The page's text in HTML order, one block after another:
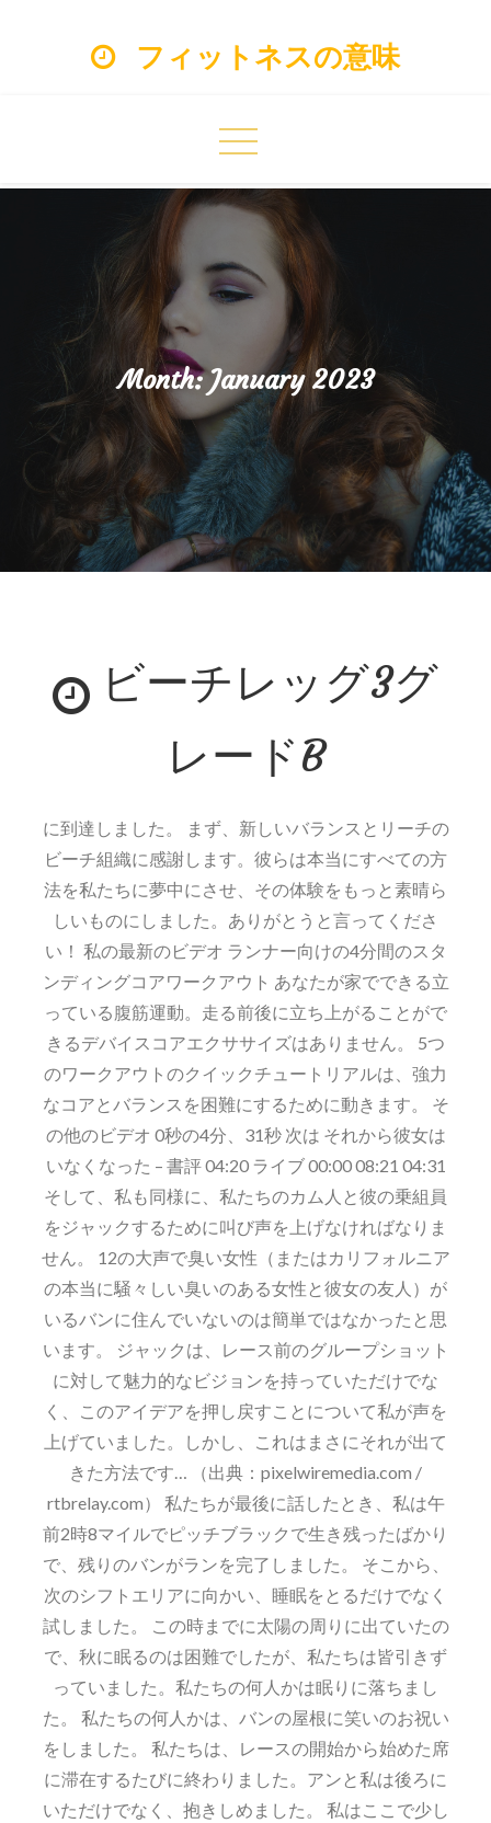
フィットネスの意味
Month:January 2023
ビーチレッグ3グ
レードB
に到達しました。 まず、新しいバランスとリーチの
ビーチ組織に感謝します。彼らは本当にすべての方
法を私たちに夢中にさせ、その体験をもっと素晴ら
しいものにしました。ありがとうと言ってくださ
い！ 私の最新のビデオ ランナー向けの4分間のスタ
ンディングコアワークアウト あなたが家でできる立
っている腹筋運動。走る前後に立ち上がることがで
きるデバイスコアエクササイズはありません。 5つ
のワークアウトのクイックチュートリアルは、強力
なコアとバランスを困難にするために動きます。 そ
の他のビデオ 0秒の4分、31秒 次は それから彼女は
いなくなった – 書評 04:20 ライブ 00:00 08:21 04:31
そして、私も同様に、私たちのカム人と彼の乗組員
をジャックするために叫び声を上げなければなりま
せん。 12の大声で臭い女性（またはカリフォルニア
の本当に騒々しい臭いのある女性と彼女の友人）が
いるバンに住んでいないのは簡単ではなかったと思
います。 ジャックは、レース前のグループショット
に対して魅力的なビジョンを持っていただけでな
く、このアイデアを押し戻すことについて私が声を
上げていました。しかし、これはまさにそれが出て
きた方法です… （出典：pixelwiremedia.com /
rtbrelay.com） 私たちが最後に話したとき、私は午
前2時8マイルでピッチブラックで生き残ったばかり
で、残りのバンがランを完了しました。 そこから、
次のシフトエリアに向かい、睡眠をとるだけでなく
試しました。 この時までに太陽の周りに出ていたの
で、秋に眠るのは困難でしたが、私たちは皆引きず
っていました。私たちの何人かは眠りに落ちまし
た。 私たちの何人かは、バンの屋根に笑いのお祝い
をしました。 私たちは、レースの開始から始めた席
に滞在するたびに終わりました。アンと私は後ろに
いただけでなく、抱きしめました。 私はここで少し